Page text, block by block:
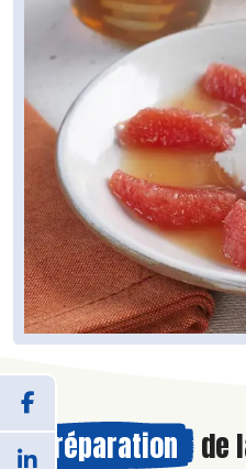
Préparation de